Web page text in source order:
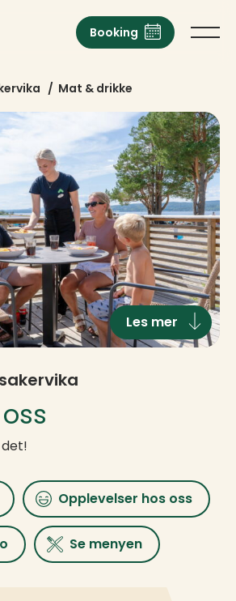
Booking
/ Mat & drikke
Les mer
Opplevelser hos oss
Se menyen